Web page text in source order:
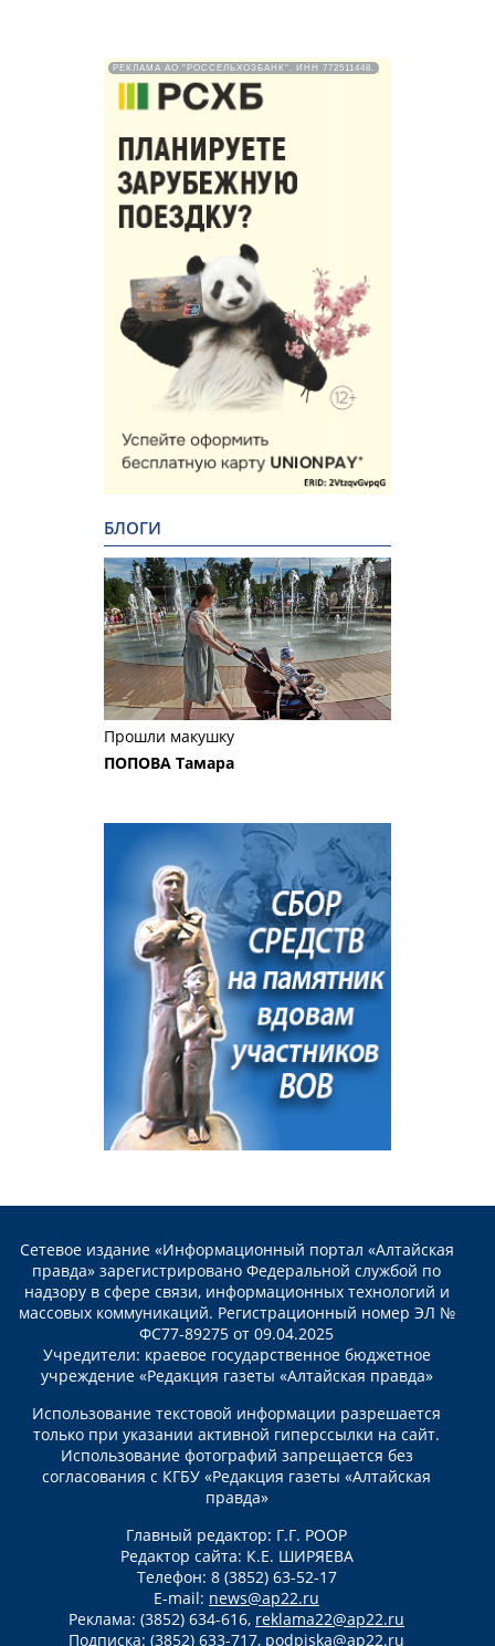
РЕКЛАМА АО "РОССЕЛЬХОЗБАНК". ИНН 772511448.
БЛОГИ
Прошли макушку
ПОПОВА Тамара
Сетевое издание «Информационный портал «Алтайская
правда» зарегистрировано Федеральной службой по
надзору в сфере связи, информационных технологий и
массовых коммуникаций. Регистрационный номер ЭЛ №
ФС77-89275 от 09.04.2025
Учредители: краевое государственное бюджетное
учреждение «Редакция газеты «Алтайская правда»
Использование текстовой информации разрешается
только при указании активной гиперссылки на сайт.
Использование фотографий запрещается без
согласования с КГБУ «Редакция газеты «Алтайская
правда»
Главный редактор: Г.Г. РООР
Редактор сайта: К.Е. ШИРЯЕВА
Телефон: 8 (3852) 63-52-17
E-mail: news@ap22.ru
Реклама: (3852) 634-616, reklama22@ap22.ru
Подписка: (3852) 633-717, podpiska@ap22.ru